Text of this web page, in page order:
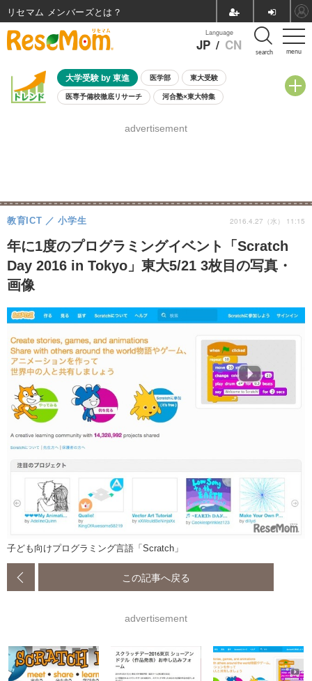
menu
Language
JP / CN search
大学受験 by 東進 医学部 東大受験
医専予備校徹底リサーチ 河合塾×東大特集
8月開催学校説明会・相談会
advertisement
年に1度のプログラミングイベント「Scratch
Day 2016 in Tokyo」東大5/21 3枚目の写真・
画像
教育ICT 小学生 2016.4.27（水） 11:15
子ども向けプログラミング言語「Scratch」
この記事へ戻る
advertisement
リセマム メンバーズ